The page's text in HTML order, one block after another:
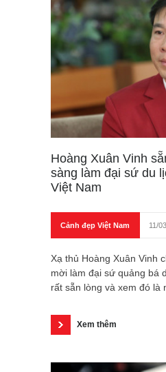
Hoàng Xuân Vinh
sàng làm đại sứ du
Việt Nam
Cảnh đẹp Việt Nam 11/
Xạ thủ Hoàng Xuân Vinh
mời làm đại sứ quảng bá
rất sẵn lòng và xem đó là
Xem thêm